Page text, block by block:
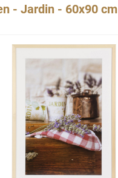
- Jardin - 60x90 cm